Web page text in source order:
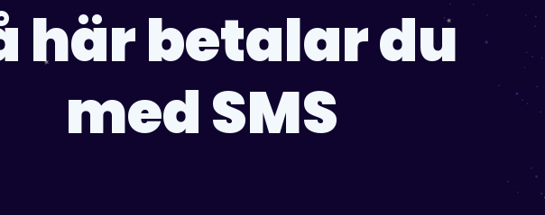
här betalar du
med SMS